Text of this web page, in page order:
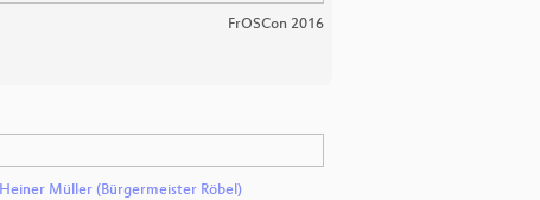
FrOSCon 2016
Heiner Müller (Bürgermeister Röbel)